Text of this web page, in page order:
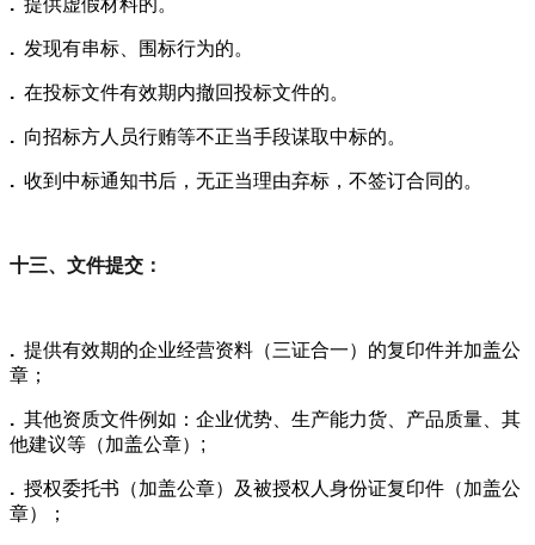
. 发现有串标、围标行为的。
. 在投标文件有效期内撤回投标文件的。
. 向招标方人员行贿等不正当手段谋取中标的。
. 收到中标通知书后，无正当理由弃标，不签订合同的。
十三、文件提交：
. 提供有效期的企业经营资料（三证合一）的复印件并加盖公
章；
. 其他资质文件例如：企业优势、生产能力货、产品质量、其
他建议等（加盖公章）;
. 授权委托书（加盖公章）及被授权人身份证复印件（加盖公
章）；